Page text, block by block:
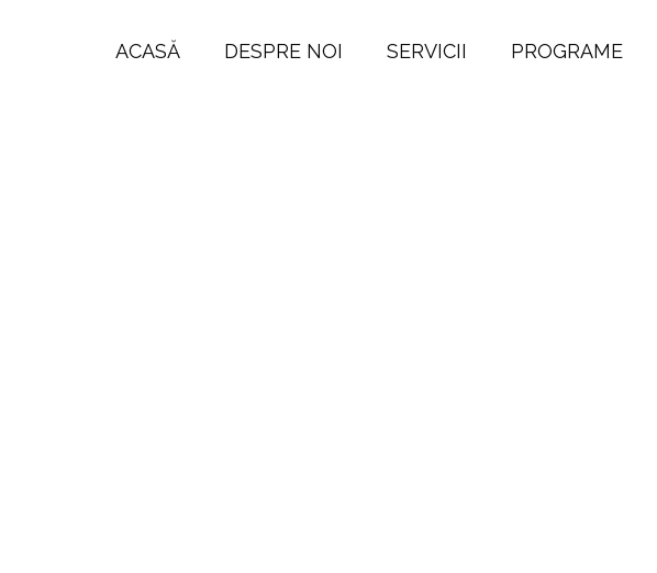
ACASĂ DESPRE NOI SERVICII PROGRAME